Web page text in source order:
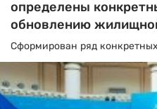
определены
обновлению
Сформирован ряд